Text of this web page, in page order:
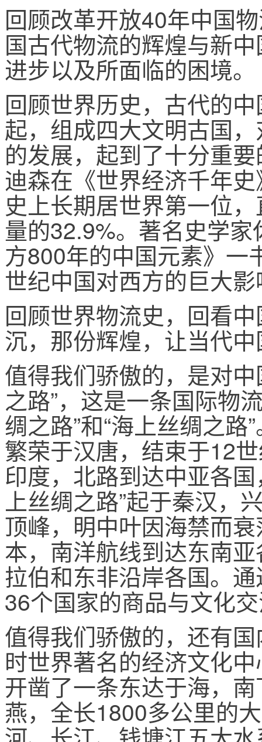
回顾改革开放40年中国
国古代物流的辉煌与新
进步以及所面临的困境。
回顾世界历史，古代的
起，组成四大文明古国
的发展，起到了十分重
迪森在《世界经济千年
史上长期居世界第一位
量的32.9%。著名史学
方800年的中国元素》一
世纪中国对西方的巨大
回顾世界物流史，回看
沉，那份辉煌，让当代
值得我们骄傲的，是对
之路”，这是一条国际物
绸之路”和“海上丝绸之路
繁荣于汉唐，结束于12
印度，北路到达中亚各
上丝绸之路”起于秦汉，
顶峰，明中叶因海禁而
本，南洋航线到达东南
拉伯和东非沿岸各国。
36个国家的商品与文化
值得我们骄傲的，还有
时世界著名的经济文化
开凿了一条东达于海，
燕，全长1800多公里的